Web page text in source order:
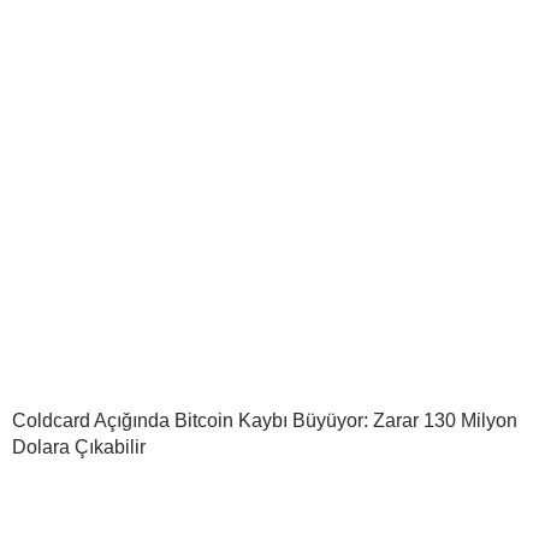
Coldcard Açığında Bitcoin Kaybı Büyüyor: Zarar 130 Milyon
Dolara Çıkabilir